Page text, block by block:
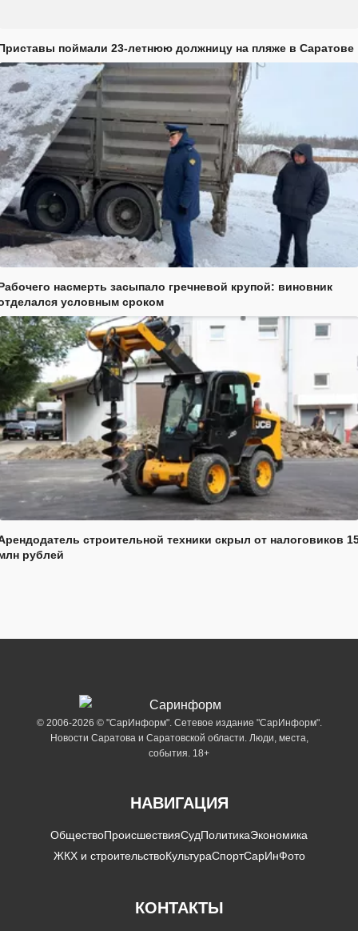
поймали 23-летнюю должницу на пляже в Саратове
насмерть засыпало гречневой крупой: виновник
условным сроком
строительной техники скрыл от налоговиков
рублей
© 2006-2026 © "СарИнформ". Сетевое издание "СарИнформ".
Новости Саратова и Саратовской области. Люди, места,
события. 18+
НАВИГАЦИЯ
ОбществоПроисшествияСудПолитикаЭкономика
ЖКХ и строительствоКультураСпортСарИнФото
КОНТАКТЫ